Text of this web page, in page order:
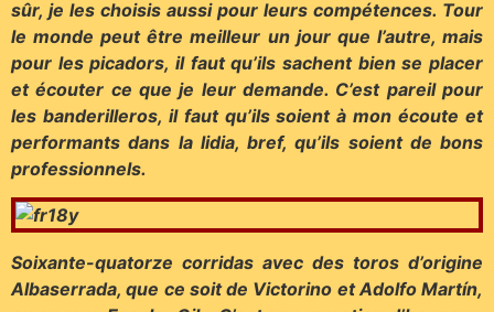
sûr, je les choisis aussi pour leurs compétences. Tour
le monde peut être meilleur un jour que l’autre, mais
pour les picadors, il faut qu’ils sachent bien se placer
et écouter ce que je leur demande. C’est pareil pour
les banderilleros, il faut qu’ils soient à mon écoute et
performants dans la lidia, bref, qu’ils soient de bons
professionnels.
Soixante-quatorze corridas avec des toros d’origine
Albaserrada, que ce soit de Victorino et Adolfo Martín,